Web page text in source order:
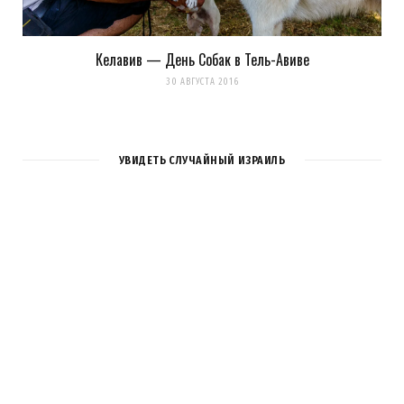
Келавив — День Собак в Тель-Авиве
30 АВГУСТА 2016
УВИДЕТЬ СЛУЧАЙНЫЙ ИЗРАИЛЬ